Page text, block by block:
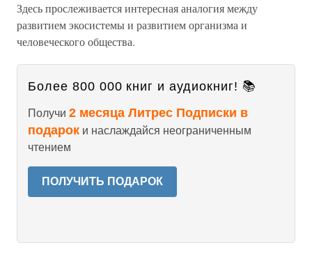
Здесь прослеживается интересная аналогия между
развитием экосистемы и развитием организма и
человеческого общества.
Более 800 000 книг и аудиокниг! 📚
Получи 2 месяца Литрес Подписки в
подарок и наслаждайся неограниченным
чтением
ПОЛУЧИТЬ ПОДАРОК